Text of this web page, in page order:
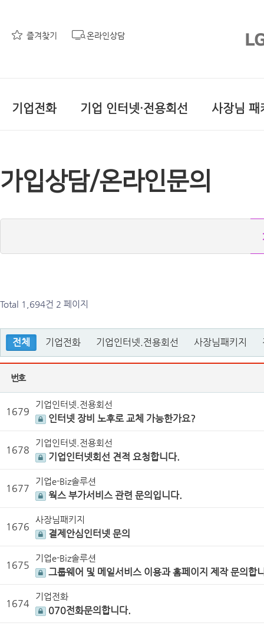
즐겨찾기 온라인상담
기업전화 기업 인터넷·전용회선 사장님 패
가입상담/온라인문의
Total 1,694건 2 페이지
전체 기업전화 기업인터넷.전용회선 사장님패키지
번호
1679
기업인터넷.전용회선
인터넷 장비 노후로 교체 가능한가요?
1678
기업인터넷.전용회선
기업인터넷회선 견적 요청합니다.
1677
기업e-Biz솔루션
웍스 부가서비스 관련 문의입니다.
1676
사장님패키지
결제안심인터넷 문의
1675
기업e-Biz솔루션
그룹웨어 및 메일서비스 이용과 홈페이지 제작 문의합
1674
기업전화
070전화문의합니다.